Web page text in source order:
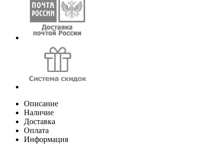
Описание
Наличие
Доставка
Оплата
Информация